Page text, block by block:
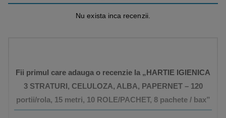
Nu exista inca recenzii.
Fii primul care adauga o recenzie la „HARTIE IGIENICA
3 STRATURI, CELULOZA, ALBA, PAPERNET – 120
portii/rola, 15 metri, 10 ROLE/PACHET, 8 pachete / bax”